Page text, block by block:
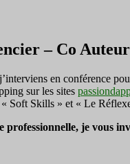
– Co
en conférence
sur les sites
« Soft Skills » et « Le
professionnelle, je vous